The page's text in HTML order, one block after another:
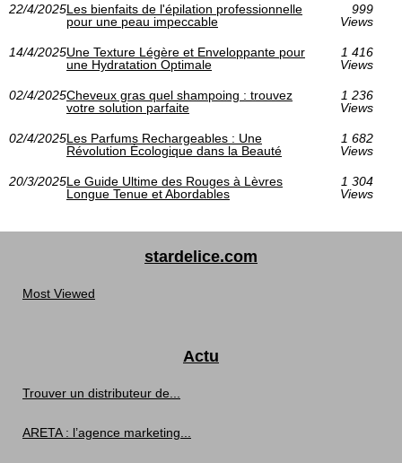
22/4/2025Les bienfaits de l'épilation professionnelle
pour une peau impeccable
999
Views
14/4/2025Une Texture Légère et Enveloppante pour
une Hydratation Optimale
1 416
Views
02/4/2025Cheveux gras quel shampoing : trouvez
votre solution parfaite
1 236
Views
02/4/2025Les Parfums Rechargeables : Une
Révolution Écologique dans la Beauté
1 682
Views
20/3/2025Le Guide Ultime des Rouges à Lèvres
Longue Tenue et Abordables
1 304
Views
stardelice.com
Most Viewed
Actu
Trouver un distributeur de...
ARETA : l’agence marketing...